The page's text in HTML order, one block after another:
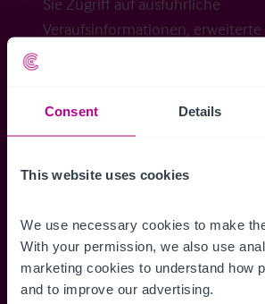
Consent Details
This website uses cookies
We use necessary cookies to make
With your permission, we also use
marketing cookies to understand how
and to improve our advertising.
Veraufsinformationen,
Benachrichtigungen für neuen
Zugriff auf alle
Informationen
Erhalten Sie Zugriff auf alle